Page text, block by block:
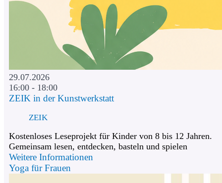
29.07.2026
16:00 - 18:00
ZEIK in der Kunstwerkstatt
ZEIK
Kostenloses Leseprojekt für Kinder von 8 bis 12 Jahren.
Gemeinsam lesen, entdecken, basteln und spielen
Weitere Informationen
Yoga für Frauen